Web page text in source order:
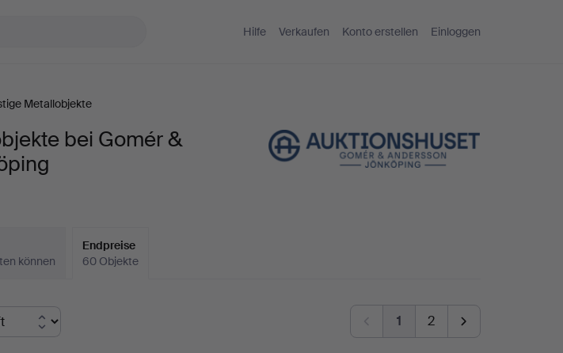
Hilfe Verkaufen Konto erstellen Einloggen
Metallobjekte
bei Gomér &
können
Endpreise
60 Objekte
1 2